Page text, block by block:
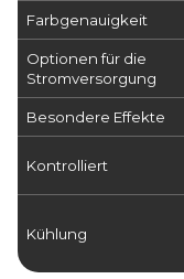
Farbgenauigkeit
Optionen für die
Stromversorgung
Besondere Effekte
Kontrolliert
Kühlung